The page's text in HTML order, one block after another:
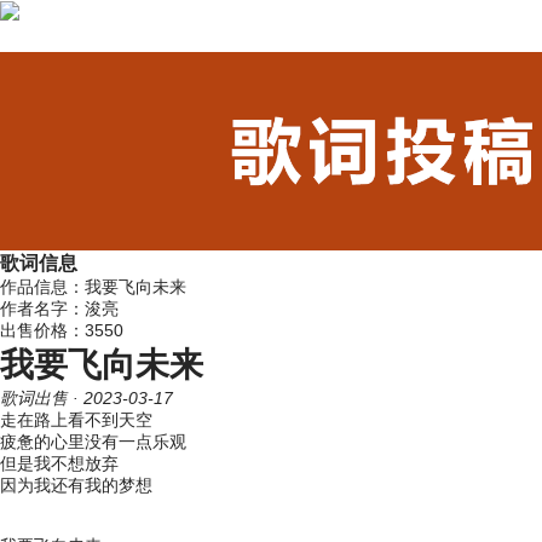
歌词信息
作品信息：我要飞向未来
作者名字：浚亮
出售价格：3550
我要飞向未来
歌词出售· 2023-03-17
走在路上看不到天空
疲惫的心里没有一点乐观
但是我不想放弃
因为我还有我的梦想